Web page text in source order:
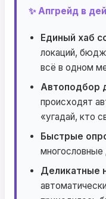
✨ Апгрейд в
Единый хаб
локаций,
всё в одном
Автоподбор
происходят
«угадай, кто
Быстрые
Деликатные